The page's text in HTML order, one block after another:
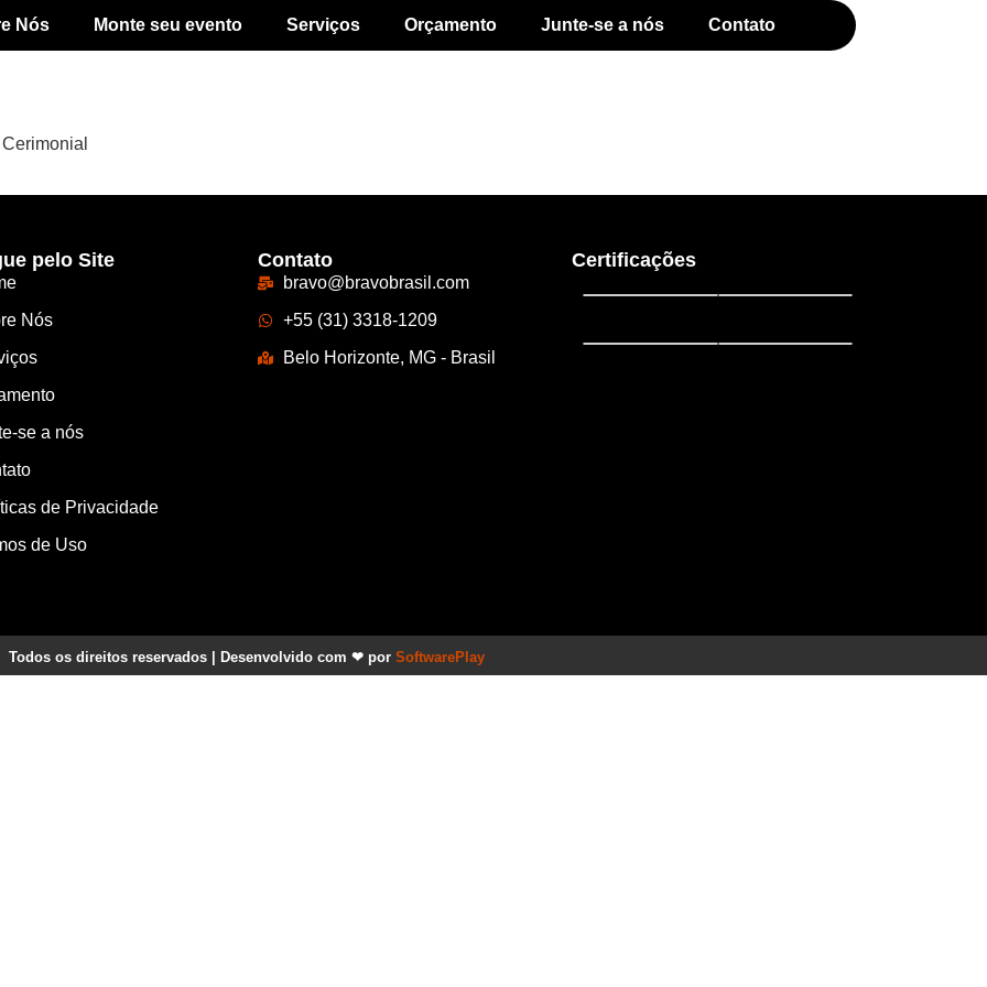
Nós Monte seu evento Serviços Orçamento Junte-se a nós Contato
pelo Site
Nós
se a nós
de Privacidade
de Uso
Contato
bravo@bravobrasil.com
+55 (31) 3318-1209
Belo Horizonte, MG - Brasil
Certificações
Todos os direitos reservados | Desenvolvido com ❤ por SoftwarePlay